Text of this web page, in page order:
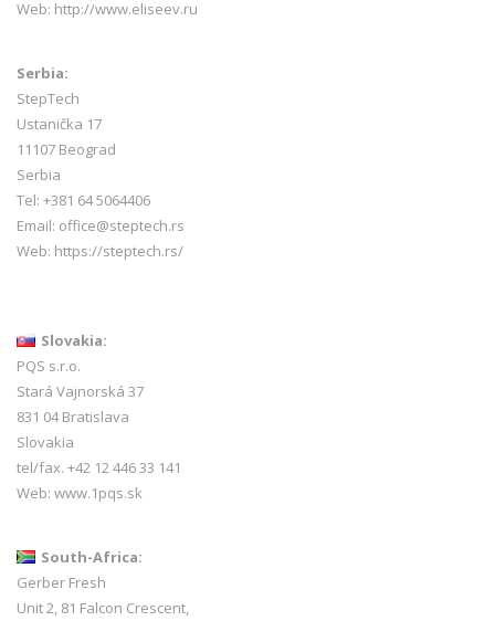
Web: http://www.eliseev.ru
Serbia:
StepTech
Ustanička 17
11107 Beograd
Serbia
Tel: +381 64 5064406
Email: office@steptech.rs
Web: https://steptech.rs/
Slovakia:
PQS s.r.o.
Stará Vajnorská 37
831 04 Bratislava
Slovakia
tel/fax. +42 12 446 33 141
Web: www.1pqs.sk
South-Africa:
Gerber Fresh
Unit 2, 81 Falcon Crescent,